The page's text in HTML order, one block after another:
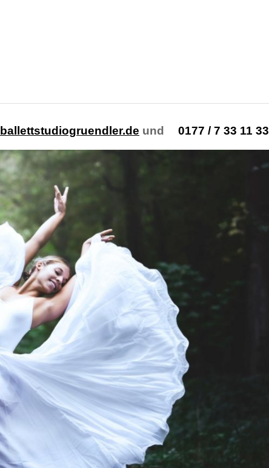
ballettstudiogruendler.de und 0177 / 7 33 11 33